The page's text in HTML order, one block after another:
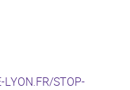
LYON.FR/STOP-